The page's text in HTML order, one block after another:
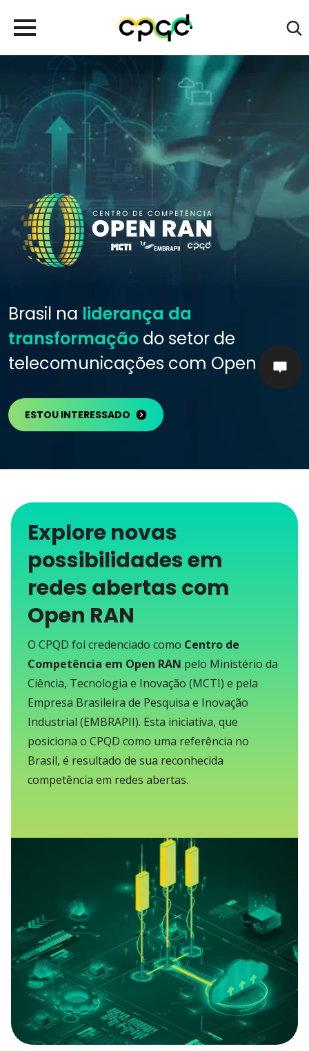
Brasil na liderança da
transformação do setor de
telecomunicações com Open Ran
ESTOU INTERESSADO
Explore novas
possibilidades em
redes abertas com
Open RAN
O CPQD foi credenciado como Centro de
Competência em Open RAN pelo Ministério da
Ciência, Tecnologia e Inovação (MCTI) e pela
Empresa Brasileira de Pesquisa e Inovação
Industrial (EMBRAPII). Esta iniciativa, que
posiciona o CPQD como uma referência no
Brasil, é resultado de sua reconhecida
competência em redes abertas.